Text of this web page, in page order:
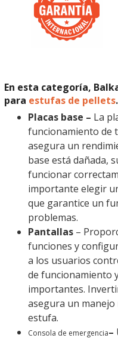
En esta categoría,
para estufas de pellets
Placas base – La
funcionamiento de
asegura un
base está dañada,
funcionar
importante elegir
que garantice un
problemas.
Pantallas –
funciones y
a los usuarios
de funcionamiento
importantes.
asegura un manejo
estufa.
Consola de emergencia–